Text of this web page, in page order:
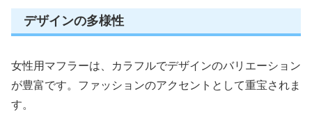
デザインの多様性
女性用マフラーは、カラフルでデザインのバリエーション
が豊富です。ファッションのアクセントとして重宝されま
す。